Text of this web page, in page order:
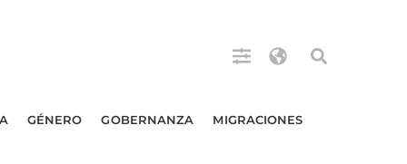
GÉNERO GOBERNANZA MIGRACIONES